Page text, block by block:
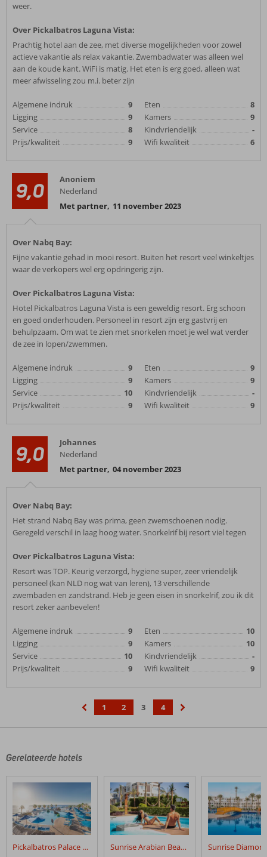
weer.
Over Pickalbatros Laguna Vista:
Prachtig hotel aan de zee, met diverse mogelijkheden voor zowel
actieve vakantie als relax vakantie. Zwembadwater was alleen wel
aan de koude kant. WiFi is matig. Het eten is erg goed, alleen wat
meer afwisseling zou m.i. beter zijn
Algemene indruk
9
Ligging
9
Service
8
Prijs/kwaliteit
9
Eten
8
Kamers
9
Kindvriendelijk
-
Wifi kwaliteit
6
9,0
Anoniem
Nederland
Met partner, 11 november 2023
Over Nabq Bay:
Fijne vakantie gehad in mooi resort. Buiten het resort veel winkeltjes
waar de verkopers wel erg opdringerig zijn.
Over Pickalbatros Laguna Vista:
Hotel Pickalbatros Laguna Vista is een geweldig resort. Erg schoon
en goed onderhouden. Personeel in resort zijn erg gastvrij en
behulpzaam. Om wat te zien met snorkelen moet je wel wat verder
de zee in lopen/zwemmen.
Algemene indruk
9
Ligging
9
Service
10
Prijs/kwaliteit
9
Eten
9
Kamers
9
Kindvriendelijk
-
Wifi kwaliteit
9
9,0
Johannes
Nederland
Met partner, 04 november 2023
Over Nabq Bay:
Het strand Nabq Bay was prima, geen zwemschoenen nodig.
Geregeld verschil in laag hoog water. Snorkelrif bij resort viel tegen
Over Pickalbatros Laguna Vista:
Resort was TOP. Keurig verzorgd, hygiene super, zeer vriendelijk
personeel (kan NLD nog wat van leren), 13 verschillende
zwembaden en zandstrand. Heb je geen eisen in snorkelrif, zou ik dit
resort zeker aanbevelen!
Algemene indruk
9
Ligging
9
Service
10
Prijs/kwaliteit
9
Eten
10
Kamers
10
Kindvriendelijk
-
Wifi kwaliteit
9
1 2 3
4
Gerelateerde hotels
Pickalbatros Palace Resort Sunrise Arabian Beach Resort Grand Select